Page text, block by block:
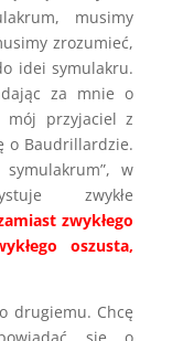
musimy
zrozumieć,
idei symulakru.
za mnie o
mój przyjaciel z
o Baudrillardzie.
w
zwykłe
zwykłego
oszusta,
drugiemu. Chcę
się o